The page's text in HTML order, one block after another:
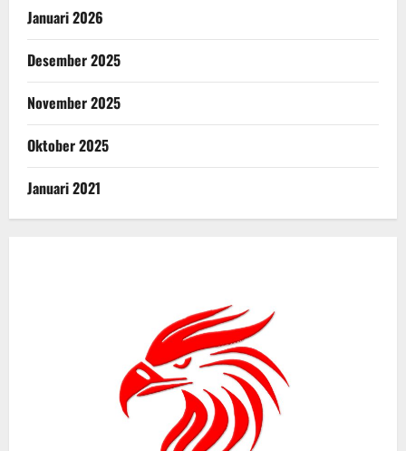
Januari 2026
Desember 2025
November 2025
Oktober 2025
Januari 2021